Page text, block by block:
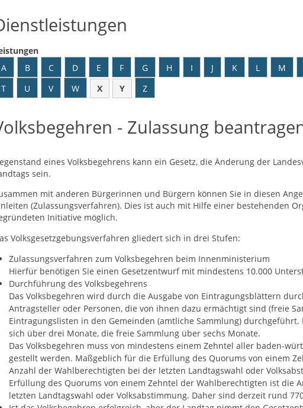
A
B C D E F G H I J K L M
T
U V W X Y Z
- Zulassung
eines Volksbegehrens kann ein Gesetz, die Änderung der
sein.
mit anderen Bürgerinnen und Bürgern können Sie in diesen
(Zulassungsverfahren). Dies ist auch mit Hilfe einer bestehenden
Initiative möglich.
Volksgesetzgebungsverfahren gliedert sich in drei Stufen:
Zulassungsverfahren zum Volksbegehren beim Innenministerium
Hierfür benötigen Sie einen Gesetzentwurf mit mindestens 10.000
Durchführung des Volksbegehrens
Das Volksbegehren wird durch die Ausgabe von Eintragungsblättern
Antragsteller oder Personen, die von ihnen dazu ermächtigt sind (freie
Eintragungslisten in den Gemeinden (amtliche Sammlung)
sich über drei Monate, die freie Sammlung über sechs Monate.
Das Volksbegehren muss von mindestens einem Zehntel aller baden-
gestellt werden. Maßgeblich für die Erfüllung des Quorums von einem
Anzahl der Wahlberechtigten bei der letzten Landtagswahl oder
Erfüllung des Quorums von einem Zehntel der Wahlberechtigten ist die
letzten Landtagswahl oder Volksabstimmung. Daher sind derzeit rund